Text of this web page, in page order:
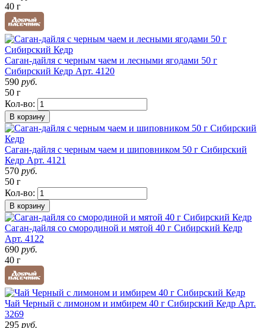
40 г
Саган-дайля с черным чаем и лесными ягодами 50 г
Сибирский Кедр Арт. 4120
590 руб.
50 г
Кол-во:
В корзину
Саган-дайля с черным чаем и шиповником 50 г Сибирский
Кедр Арт. 4121
570 руб.
50 г
Кол-во:
В корзину
Саган-дайля со смородиной и мятой 40 г Сибирский Кедр
Арт. 4122
690 руб.
40 г
Чай Черный с лимоном и имбирем 40 г Сибирский Кедр Арт.
3269
295 руб.